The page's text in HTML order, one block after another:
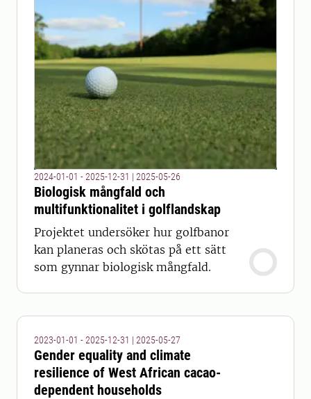
2024-01-01 - 2025-12-31 | 2025-05-26
Biologisk mångfald och
multifunktionalitet i golflandskap
Projektet undersöker hur golfbanor
kan planeras och skötas på ett sätt
som gynnar biologisk mångfald.
2023-01-01 - 2025-12-31 | 2025-05-27
Gender equality and climate
resilience of West African cacao-
dependent households